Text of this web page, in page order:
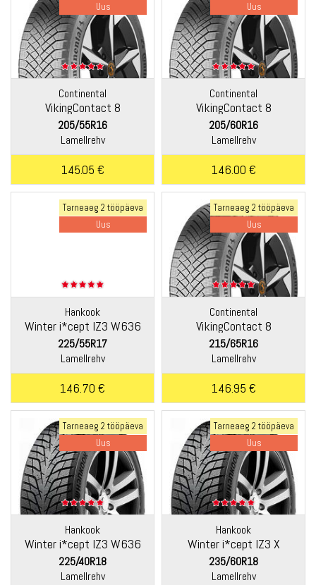
Uus
Continental
VikingContact 8
205/55R16
Lamellrehv
145.05 €
Uus
Continental
VikingContact 8
205/60R16
Lamellrehv
146.00 €
Tarneaeg 2 tööpäeva
Uus
Hankook
Winter i*cept IZ3 W636
225/55R17
Lamellrehv
146.70 €
Tarneaeg 2 tööpäeva
Uus
Continental
VikingContact 8
215/65R16
Lamellrehv
146.95 €
Tarneaeg 2 tööpäeva
Uus
Hankook
Winter i*cept IZ3 W636
225/40R18
Lamellrehv
Tarneaeg 2 tööpäeva
Uus
Hankook
Winter i*cept IZ3 X
W636A
235/60R18
Lamellrehv